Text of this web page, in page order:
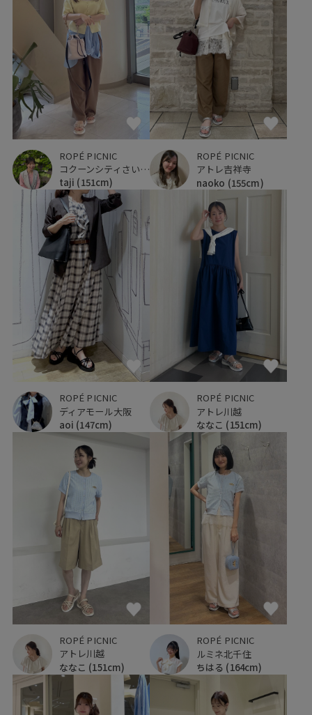
ROPÉ PICNIC
コクーンシティさいたま新都心
taji (151cm)
ROPÉ PICNIC
アトレ吉祥寺
naoko (155cm)
ROPÉ PICNIC
ディアモール大阪
aoi (147cm)
ROPÉ PICNIC
アトレ川越
ななこ (151cm)
ROPÉ PICNIC
アトレ川越
ななこ (151cm)
ROPÉ PICNIC
ルミネ北千住
ちはる (164cm)